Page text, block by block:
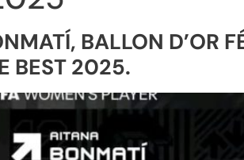
BALLON D’OR
BEST 2025.